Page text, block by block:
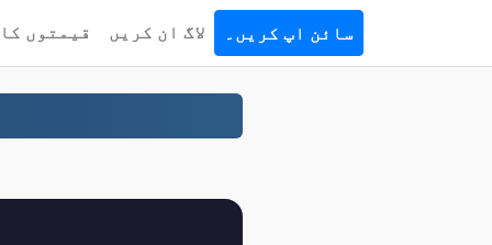
قیمتوں لاگ ان کریں سائن اپ کریں۔